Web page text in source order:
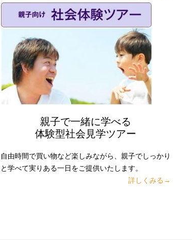
親子で一緒に学べる
体験型社会見学ツアー
自由時間で買い物など楽しみながら、親子でしっかり
と学べて実りある一日をご提供いたします。
詳しくみる→